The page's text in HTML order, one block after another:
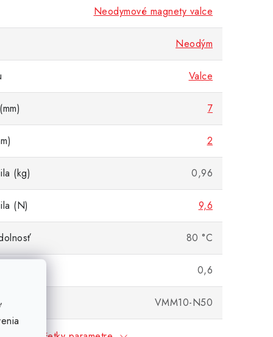
Neodymové magnety valce
Neodým
Valce
7
2
(kg) 0,96
(N) 9,6
80 °C
0,6
VMM10-N50